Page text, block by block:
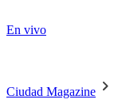
En vivo
Ciudad Magazine